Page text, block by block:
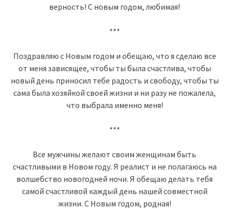
верность! С новым годом, любимая!
***
Поздравляю с Новым годом и обещаю, что я сделаю все
от меня зависящее, чтобы ты была счастлива, чтобы
новый день приносил тебе радость и свободу, чтобы ты
сама была хозяйкой своей жизни и ни разу не пожалела,
что выбрала именно меня!
***
Все мужчины желают своим женщинам быть
счастливыми в Новом году. Я реалист и не полагаюсь на
волшебство новогодней ночи. Я обещаю делать тебя
самой счастливой каждый день нашей совместной
жизни. С Новым годом, родная!